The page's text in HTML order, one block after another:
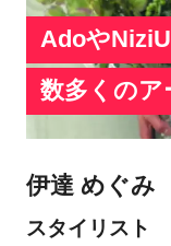
Adoや
数多くのア
伊達 めぐみ
スタイリスト